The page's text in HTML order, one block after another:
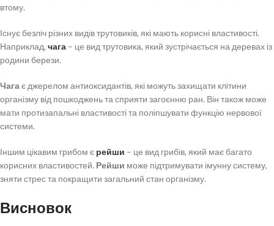
втому.
Існує безліч різних видів трутовиків, які мають корисні властивості.
Наприклад, чага – це вид трутовика, який зустрічається на деревах із
родини берези.
Чагає джерелом антиоксидантів, які можуть захищати клітини
організму від пошкоджень та сприяти загоєнню ран. Він також може
мати протизапальні властивості та поліпшувати функцію нервової
системи.
Іншим цікавим грибом є рейши – це вид грибів, який має багато
корисних властивостей. Рейши може підтримувати імунну систему,
зняти стрес та покращити загальний стан організму.
Висновок